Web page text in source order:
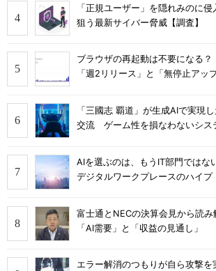
「正規ユーザー」を隠れみのに
狙う最新サイバー脅威【調査】
ブラウザの再起動は不要になる
「週2リリース」と「無停止アッ
「三國志 覇道」が生成AIで実現
交流 ゲーム性を損なわないシス
AIを選ぶのは、もうIT部門では
デジタルワークプレースのハイプ
富士通とNECの決算会見から読
「AI需要」と「収益の見通し」
エラー解消のつもりが自ら攻撃を